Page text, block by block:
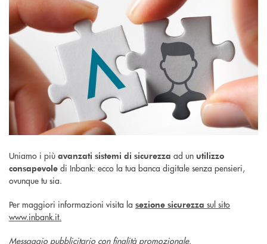
Uniamo i più avanzati sistemi di sicurezza ad un utilizzo
consapevole di Inbank: ecco la tua banca digitale senza pensieri,
ovunque tu sia.
Per maggiori informazioni visita la sezione sicurezza sul sito
www.inbank.it.
Messaggio pubblicitario con finalità promozionale.